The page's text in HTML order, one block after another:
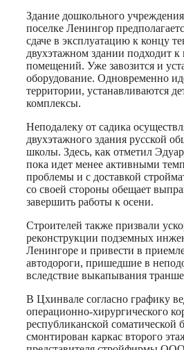
Здание дошкольного
поселке Ленингор
сдаче в эксплуатацию к концу
двухэтажном здании подходит к
помещений. Уже завозится и
оборудование. Одновременно
территории, устанавливаются
комплексы.
Неподалеку от садика
двухэтажного здания русской
школы. Здесь, как отметил
пока идет менее активными
проблемы и с доставкой
со своей стороны обещает
завершить работы к осени.
Строителей также призвали
реконструкции подземных
Ленингоре и привести в
автодороги, пришедшие в
вследствие выкапывания
В Цхинвале согласно графику
операционно-хирургического
республиканской
смонтирован каркас второго